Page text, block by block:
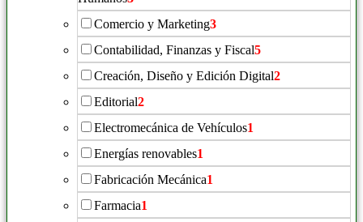
Comercio y Marketing3
Contabilidad, Finanzas y Fiscal5
Creación, Diseño y Edición Digital2
Editorial2
Electromecánica de Vehículos1
Energías renovables1
Fabricación Mecánica1
Farmacia1